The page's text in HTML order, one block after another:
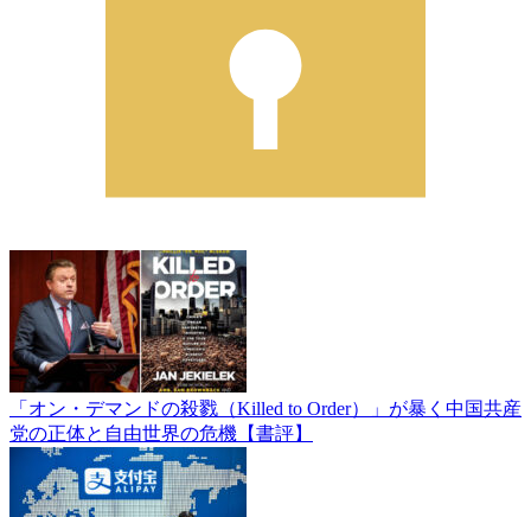
「オン・デマンドの殺戮（Killed to Order）」が暴く中国共産
党の正体と自由世界の危機【書評】